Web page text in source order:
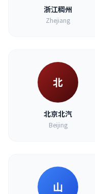
浙江稠州
Zhejiang
北
北京北汽
Beijing
山